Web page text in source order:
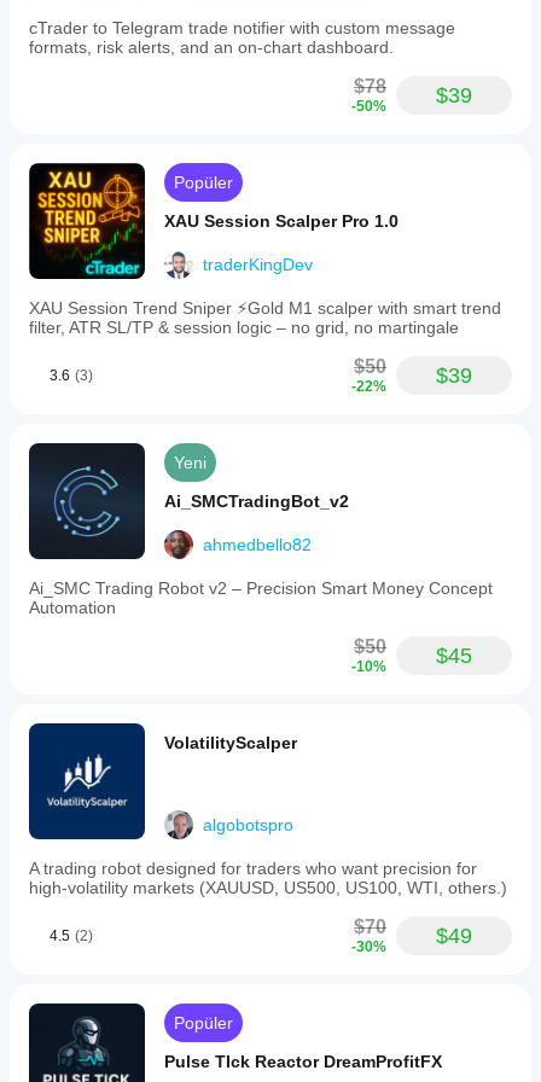
RSI, hareket zaten aşırı seviyedeyken girişleri
engeller.
Bot ayrıca RSI eğimini (önceki bara göre iyileşme)
geri çekilme derinliği.
Daha yüksek değerler → daha az ama daha derin
geri çekilmeler.
3.9. Volatilite ve sıkışma sonrası filtreler
UseAtrPct, AtrPctLookback, AtrPctMin
Mevcut ATR, yakın geçmişin belirli bir yüzdelik
diliminin üzerinde olduğunda işlem yapmak için
kullanılır.
UsePostSqueeze, BbPeriod, SqueezePct,
ExpansionPct
Klasik “Bollinger Band sıkışması ve ardından
genişlemesi” mantığı:
önce volatilite sıkışması (sıkışma),
sonra genişleme, ardından botun işlem
günlük PnL, ardışık kayıplar vb.).
Rolling Start Analysis
başlangıç tarihleriyle sağlamlığı test etmek için.
cTrader to Telegram trade notifier with custom message
formats, risk alerts, and an on-chart dashboard.
$78
-50% $39
Popüler
XAU Session Scalper Pro 1.0
traderKingDev
XAU Session Trend Sniper ⚡️Gold M1 scalper with smart trend
filter, ATR SL/TP & session logic – no grid, no martingale
3.6 (3) $50
-22% $39
Yeni
Ai_SMCTradingBot_v2
ahmedbello82
Ai_SMC Trading Robot v2 – Precision Smart Money Concept
Automation
$50
-10% $45
VolatilityScalper
algobotspro
A trading robot designed for traders who want precision for
high-volatility markets (XAUUSD, US500, US100, WTI, others.)
4.5 (2) $70
-30% $49
Popüler
Pulse TIck Reactor DreamProfitFX